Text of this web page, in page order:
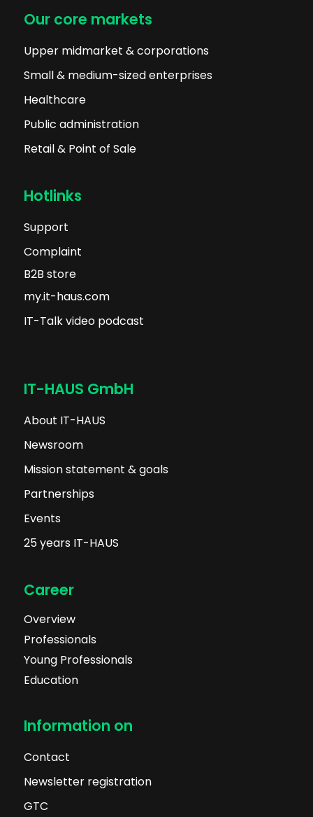
Our core markets
Upper midmarket & corporations
Small & medium-sized enterprises
Healthcare
Public administration
Retail & Point of Sale
Hotlinks
Support
Complaint
B2B store
my.it-haus.com
IT-Talk video podcast
IT-HAUS GmbH
About IT-HAUS
Newsroom
Mission statement & goals
Partnerships
Events
25 years IT-HAUS
Career
Overview
Professionals
Young Professionals
Education
Information on
Contact
Newsletter registration
GTC